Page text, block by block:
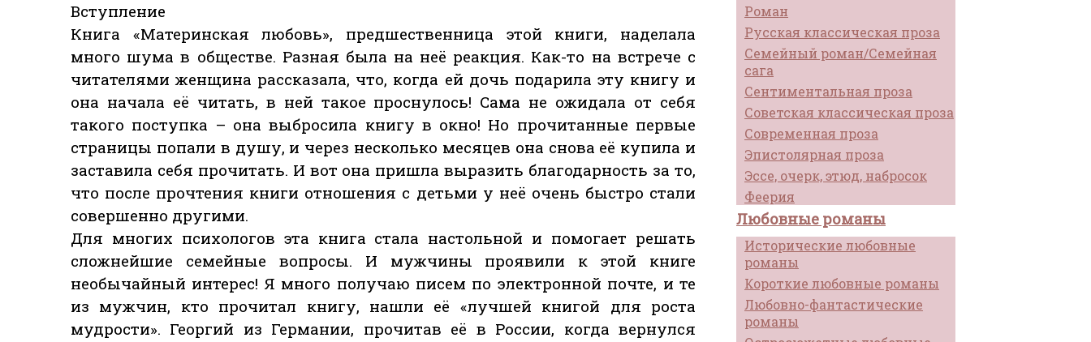
Роман
Русская классическая проза
Семейный роман/Семейная
сага
Сентиментальная проза
Советская классическая проза
Современная проза
Эпистолярная проза
Эссе, очерк, этюд, набросок
Феерия
Любовные романы
Исторические любовные
романы
Короткие любовные романы
Любовно-фантастические
романы
Вступление
Книга «Материнская любовь», предшественница этой книги, наделала
много шума в обществе. Разная была на неё реакция. Как-то на встрече с
читателями женщина рассказала, что, когда ей дочь подарила эту книгу и
она начала её читать, в ней такое проснулось! Сама не ожидала от себя
такого поступка – она выбросила книгу в окно! Но прочитанные первые
страницы попали в душу, и через несколько месяцев она снова её купила и
заставила себя прочитать. И вот она пришла выразить благодарность за то,
что после прочтения книги отношения с детьми у неё очень быстро стали
совершенно другими.
Для многих психологов эта книга стала настольной и помогает решать
сложнейшие семейные вопросы. И мужчины проявили к этой книге
необычайный интерес! Я много получаю писем по электронной почте, и те
из мужчин, кто прочитал книгу, нашли её «лучшей книгой для роста
мудрости». Георгий из Германии, прочитав её в России, когда вернулся